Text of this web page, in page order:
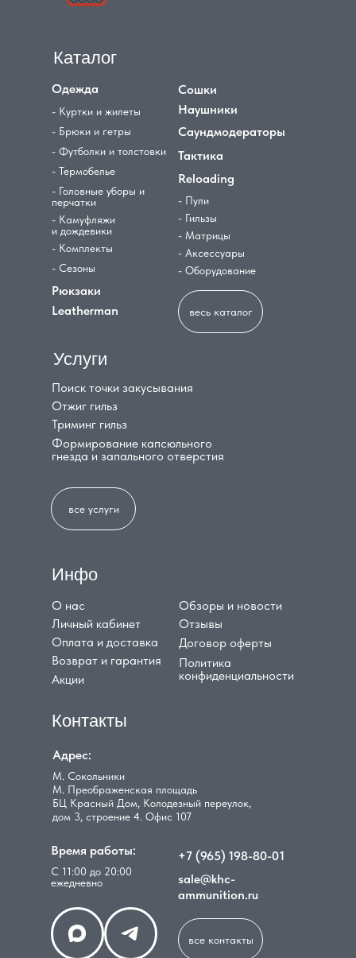
Каталог
Инфо
Контакты
Одежда
- Куртки и жилеты
- Брюки и гетры
- Футболки и толстовки
- Термобелье
- Головные уборы и
перчатки
- Камуфляжи
и дождевики
- Комплекты
- Сезоны
Рюкзаки
Leatherman
Сошки
Наушники
Саундмодераторы
Тактика
О нас
Личный кабинет
Оплата и доставка
Возврат и гарантия
Акции
Обзоры и новости
Отзывы
Договор оферты
Адрес:
М. Сокольники
М. Преображенская площадь
БЦ Красный Дом, Колодезный переулок,
дом 3, строение 4. Офис 107
Время работы:
С 11:00 до 20:00
ежедневно
+7 (965) 198-80-01
sale@khc-
ammunition.ru
Reloading
- Пули
- Гильзы
- Матрицы
- Аксессуары
- Оборудование
Поиск точки закусывания
Услуги
Отжиг гильз
Триминг гильз
Формирование капсюльного
гнезда и запального отверстия
весь каталог
все услуги
все контакты
Политика
конфиденциальности